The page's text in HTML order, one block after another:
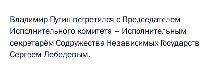
Владимир Путин встретился с Председателем
Исполнительного комитета – Исполнительным
секретарём Содружества Независимых Государств
Сергеем Лебедевым.